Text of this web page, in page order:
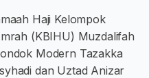
Haji Kelompok
(KBIHU) Muzdalifah
Modern Tazakka
dan Uztad Anizar